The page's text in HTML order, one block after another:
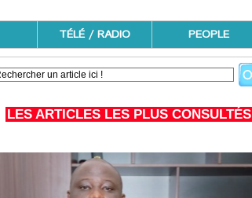
TÉLÉ / RADIO PEOPLE
LES ARTICLES LES PLUS CONSULTÉS